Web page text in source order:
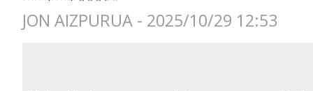
JON AIZPURUA - 2025/10/29 12:53